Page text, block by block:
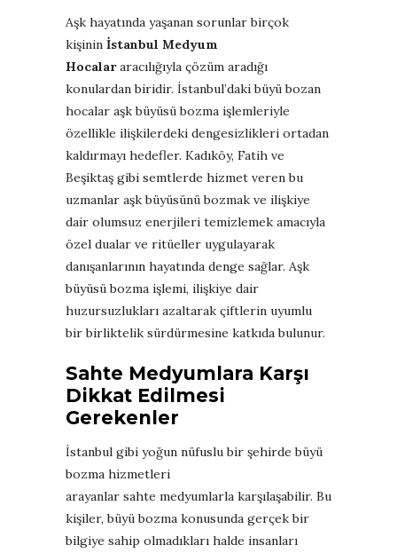
Aşk hayatında yaşanan sorunlar birçok
kişinin İstanbul Medyum
Hocalararacılığıyla çözüm aradığı
konulardan biridir. İstanbul’daki büyü bozan
hocalar aşk büyüsü bozma işlemleriyle
özellikle ilişkilerdeki dengesizlikleri ortadan
kaldırmayı hedefler. Kadıköy, Fatih ve
Beşiktaş gibi semtlerde hizmet veren bu
uzmanlar aşk büyüsünü bozmak ve ilişkiye
dair olumsuz enerjileri temizlemek amacıyla
özel dualar ve ritüeller uygulayarak
danışanlarının hayatında denge sağlar. Aşk
büyüsü bozma işlemi, ilişkiye dair
huzursuzlukları azaltarak çiftlerin uyumlu
bir birliktelik sürdürmesine katkıda bulunur.
Sahte Medyumlara Karşı
Dikkat Edilmesi
Gerekenler
İstanbul gibi yoğun nüfuslu bir şehirde büyü
bozma hizmetleri
arayanlar sahte medyumlarla karşılaşabilir. Bu
kişiler, büyü bozma konusunda gerçek bir
bilgiye sahip olmadıkları halde insanları